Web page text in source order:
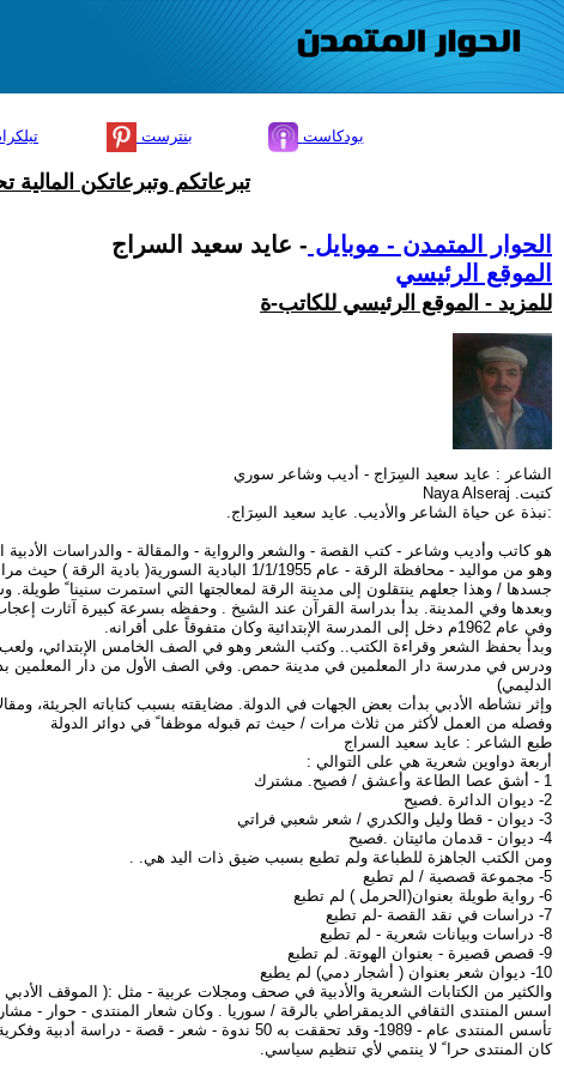
بنترست بودكاست
تبرعاتكم وتبرعاتكن
الحوار المتمدن - موبايل - عايد سعيد السراج
الموقع الرئيسي
للمزيد - الموقع الرئيسي للكاتب-ة
الشاعر : عايد سعيد السِرَاج - أديب وشاعر سوري
كتبت. Naya Alseraj
:نبذة عن حياة الشاعر والأديب. عايد سعيد السِرَاج.
هو كاتب وأديب وشاعر - كتب القصة - والشعر والرواية - والمقالة - والدراسات الأدبية
وهو من مواليد - محافظة الرقة - عام 1/1/1955
جسدها / وهذا جعلهم ينتقلون إلى مدينة الرقة لمعالجتها التي استمرت سنينا ً طويلة.
وبعدها وفي المدينة. بدأ بدراسة القرآن عند الشيخ . وحفظه بسرعة كبيرة آثارت
وفي عام 1962م دخل إلى المدرسة الإبتدائية وكان متفوقاً على أقرانه.
وبدأ بحفظ الشعر وقراءة الكتب.. وكتب الشعر وهو في الصف الخامس الإبتدائي، ولعب
ودرس في مدرسة دار المعلمين في مدينة حمص. وفي الصف الأول من دار المعلمين
الدليمي)
وإثر نشاطه الأدبي بدأت بعض الجهات في الدولة. مضايقته بسبب كتاباته الجريئة،
وفصله من العمل لأكثر من ثلاث مرات / حيث تم قبوله موظفا ً في دوائر الدولة
طبع الشاعر : عايد سعيد السراج
أربعة دواوين شعرية هي على التوالي :
1 - أشق عصا الطاعة وأعشق / فصيح. مشترك
2- ديوان الدائرة .فصيح
3- ديوان - قطا وليل والكدري / شعر شعبي فراتي
4- ديوان - قدمان مائيتان .فصيح
ومن الكتب الجاهزة للطباعة ولم تطبع بسبب ضيق ذات اليد هي. .
5- مجموعة قصصية / لم تطبع
6- رواية طويلة بعنوان(الحرمل ) لم تطبع
7- دراسات في نقد القصة -لم تطبع
8- دراسات وبيانات شعرية - لم تطبع
9- قصص قصيرة - بعنوان الهوتة. لم تطبع
10- ديوان شعر بعنوان ( أشجار دمي) لم يطبع
والكثير من الكتابات الشعرية والأدبية في صحف ومجلات عربية - مثل :( الموقف
اسس المنتدى الثقافي الديمقراطي بالرقة / سوريا . وكان شعار المنتدى - حوار -
تأسس المنتدى عام - 1989- وقد تحققت به 50 ندوة - شعر - قصة - دراسة أدبية وفكرية - موسيقى ومحاضرة عن الفن. التشكيلي.
كان المنتدى حرا ً لا ينتمي لأي تنظيم سياسي.